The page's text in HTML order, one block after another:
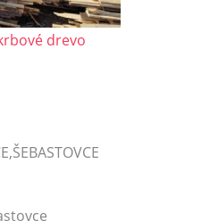
drevo